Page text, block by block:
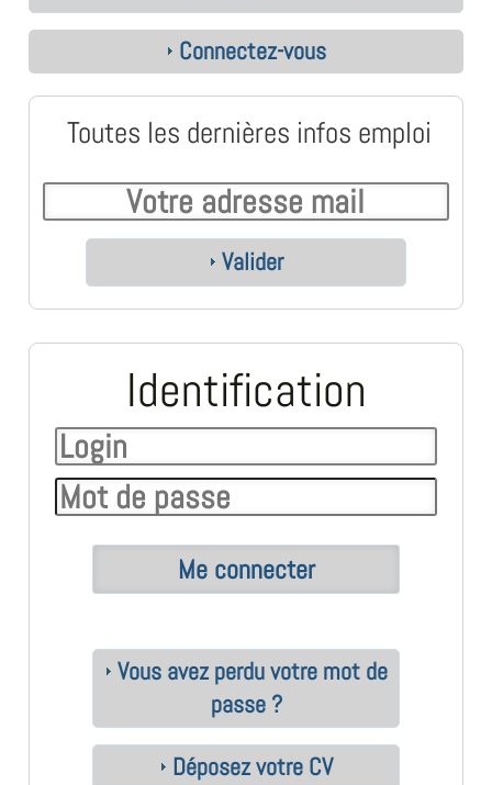
Connectez-vous
Toutes les dernières infos emploi
Valider
Identification
Vous avez perdu votre mot de
passe ?
Déposez votre CV